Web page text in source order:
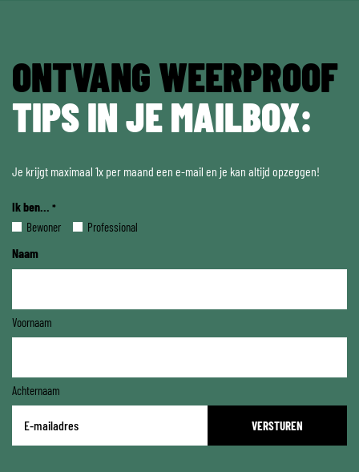
ONTVANG WEERPROOF
TIPS IN JE MAILBOX:
Je krijgt maximaal 1x per maand een e-mail en je kan altijd opzeggen!
Ik ben... *
Bewoner Professional
Naam
Voornaam
Achternaam
mailadres